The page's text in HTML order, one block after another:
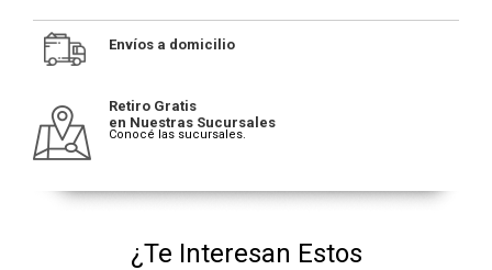
Envíos a domicilio
Retiro Gratis
en Nuestras Sucursales
Conocé las sucursales.
¿Te Interesan Estos